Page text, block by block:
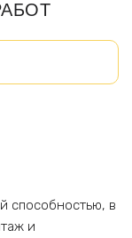
способностью, в
и